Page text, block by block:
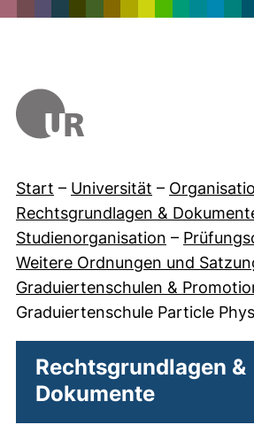
Start – Universität –
Rechtsgrundlagen &
Studienorganisation –
Weitere Ordnungen und
Graduiertenschulen &
Graduiertenschule Particle
Rechtsgrundlagen &
Dokumente